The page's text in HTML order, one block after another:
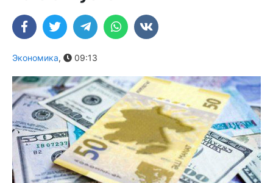
Экономика, 09:13